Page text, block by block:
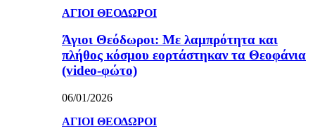
ΑΓΙΟΙ ΘΕΟΔΩΡΟΙ
Άγιοι Θεόδωροι: Με λαμπρότητα και
πλήθος κόσμου εορτάστηκαν τα Θεοφάνια
(video-φώτο)
06/01/2026
ΑΓΙΟΙ ΘΕΟΔΩΡΟΙ